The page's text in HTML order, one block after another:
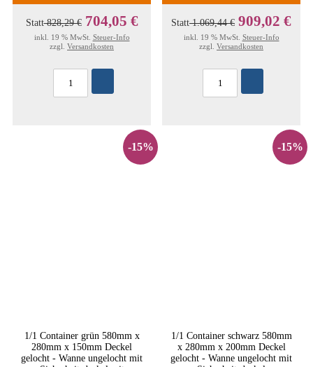
Statt828,29 € 704,05 €
inkl. 19 % MwSt. Steuer-Info
zzgl. Versandkosten
Statt1.069,44 € 909,02 €
inkl. 19 % MwSt. Steuer-Info
zzgl. Versandkosten
-15%
1/1 Container grün 580mm x
280mm x 150mm Deckel
gelocht - Wanne ungelocht mit
-15%
1/1 Container schwarz 580mm
x 280mm x 200mm Deckel
gelocht - Wanne ungelocht mit